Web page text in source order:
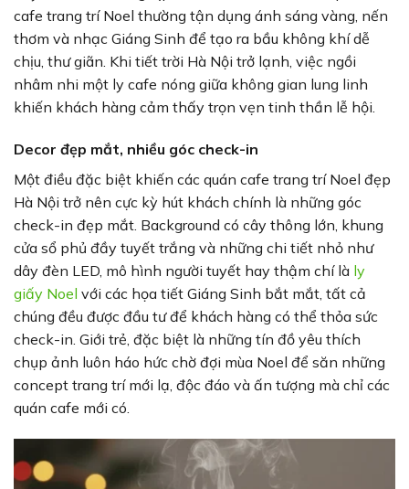
cafe trang trí Noel thường tận dụng ánh sáng vàng, nến
thơm và nhạc Giáng Sinh để tạo ra bầu không khí dễ
chịu, thư giãn. Khi tiết trời Hà Nội trở lạnh, việc ngồi
nhâm nhi một ly cafe nóng giữa không gian lung linh
khiến khách hàng cảm thấy trọn vẹn tinh thần lễ hội.
Decor đẹp mắt, nhiều góc check-in
Một điều đặc biệt khiến các quán cafe trang trí Noel đẹp
Hà Nội trở nên cực kỳ hút khách chính là những góc
check-in đẹp mắt. Background có cây thông lớn, khung
cửa sổ phủ đầy tuyết trắng và những chi tiết nhỏ như
dây đèn LED, mô hình người tuyết hay thậm chí là ly
giấy Noel với các họa tiết Giáng Sinh bắt mắt, tất cả
chúng đều được đầu tư để khách hàng có thể thỏa sức
check-in. Giới trẻ, đặc biệt là những tín đồ yêu thích
chụp ảnh luôn háo hức chờ đợi mùa Noel để săn những
concept trang trí mới lạ, độc đáo và ấn tượng mà chỉ các
quán cafe mới có.